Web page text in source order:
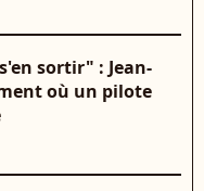
sortir" : Jean-
où un pilote